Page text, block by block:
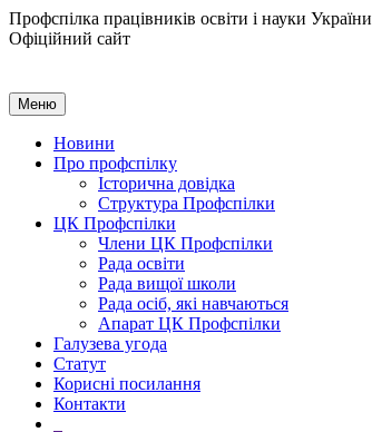
Профспілка працівників освіти і науки України
Офіційний сайт
Меню
Новини
Про профспілку
Історична довідка
Структура Профспілки
ЦК Профспілки
Члени ЦК Профспілки
Рада освіти
Рада вищої школи
Рада осіб, які навчаються
Апарат ЦК Профспілки
Галузева угода
Статут
Корисні посилання
Контакти